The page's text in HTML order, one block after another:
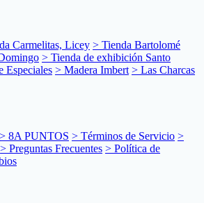
Carmelitas, Licey > Tienda Bartolomé
> Tienda de exhibición Santo
Especiales > Madera Imbert > Las Charcas
> 8A PUNTOS > Términos de Servicio >
> Preguntas Frecuentes > Política de